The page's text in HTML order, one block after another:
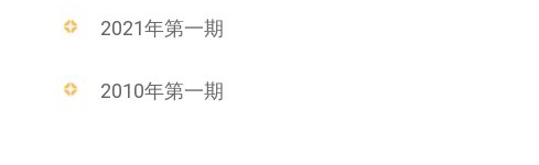
2021年第一期
2010年第一期